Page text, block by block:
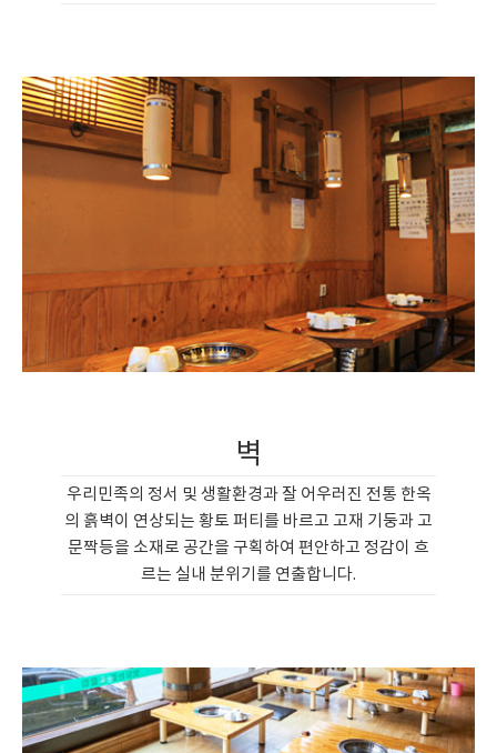
벽
우리민족의 정서 및 생활환경과 잘 어우러진 전통 한옥
의 흙벽이 연상되는 황토 퍼티를 바르고 고재 기둥과 고
문짝등을 소재로 공간을 구획하여 편안하고 정감이 흐
르는 실내 분위기를 연출합니다.